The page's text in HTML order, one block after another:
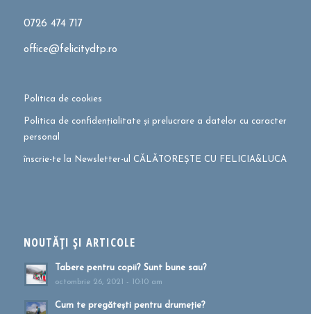
0726 474 717
office@felicitydtp.ro
Politica de cookies
Politica de confidențialitate și prelucrare a datelor cu caracter
personal
înscrie-te la Newsletter-ul CĂLĂTOREȘTE CU FELICIA&LUCA
NOUTĂȚI ȘI ARTICOLE
Tabere pentru copii? Sunt bune sau?
octombrie 26, 2021 - 10:10 am
Cum te pregătești pentru drumeție?